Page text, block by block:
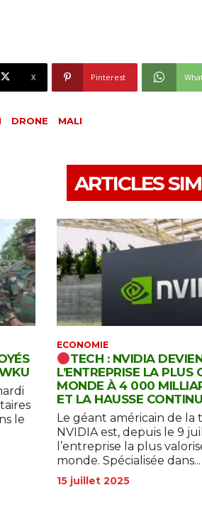
X Pinterest
DRONE MALI
ARTICLES
le
ECONOMIE
TECH : NVIDIA
L’ENTREPRISE LA PLUS
MONDE À 4 000
ET LA HAUSSE
Le géant américain de la
NVIDIA est, depuis le 9
l’entreprise la plus
monde. Spécialisée dans...
15 juillet 2025